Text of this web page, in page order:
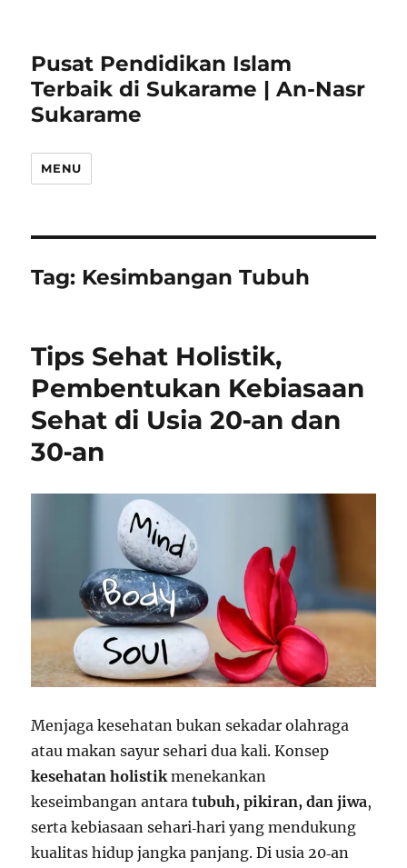
Pusat Pendidikan Islam
Terbaik di Sukarame | An-Nasr
Sukarame
MENU
Tag: Kesimbangan Tubuh
Tips Sehat Holistik,
Pembentukan Kebiasaan
Sehat di Usia 20‑an dan
30‑an
Menjaga kesehatan bukan sekadar olahraga
atau makan sayur sehari dua kali. Konsep
kesehatan holistikmenekankan
keseimbangan antaratubuh, pikiran, dan jiwa,
serta kebiasaan sehari‑hari yang mendukung
kualitas hidup jangka panjang. Di usia 20‑an